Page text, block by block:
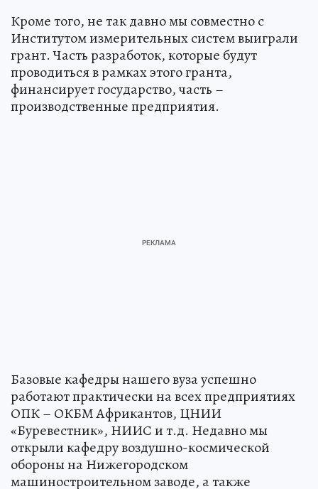
Кроме того, не так давно мы совместно с
Институтом измерительных систем выиграли
грант. Часть разработок, которые будут
проводиться в рамках этого гранта,
финансирует государство, часть –
производственные предприятия.
Базовые кафедры нашего вуза успешно
работают практически на всех предприятиях
ОПК – ОКБМ Африкантов, ЦНИИ
«Буревестник», НИИС и т.д. Недавно мы
открыли кафедру воздушно-космической
обороны на Нижегородском
машиностроительном заводе, а также